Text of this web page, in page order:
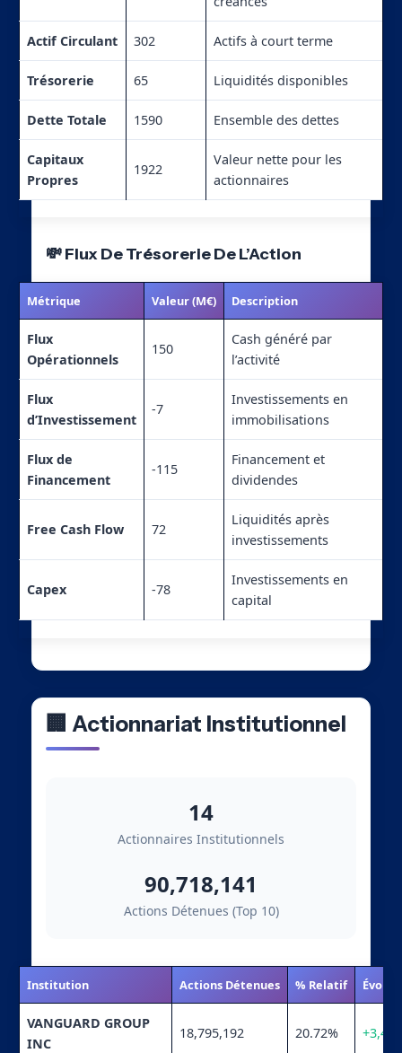
Actif Circulant 302 Actifs à court terme
Trésorerie 65 Liquidités disponibles
Dette Totale 1590 Ensemble des dettes
Capitaux
Propres
1922
Valeur nette pour les
actionnaires
💸 Flux De Trésorerie De L’Action
Métrique Valeur (M€) Description
Flux
Opérationnels
150
Cash généré par
l’activité
Flux
d’Investissement
-7
Investissements en
immobilisations
Flux de
Financement
-115
Financement et
dividendes
Free Cash Flow 72
Liquidités après
investissements
Capex -78
Investissements en
capital
🏢 Actionnariat Institutionnel
14
Actionnaires Institutionnels
90,718,141
Actions Détenues (Top 10)
Institution Actions Détenues % Relatif
VANGUARD GROUP
INC
18,795,192 20.72%